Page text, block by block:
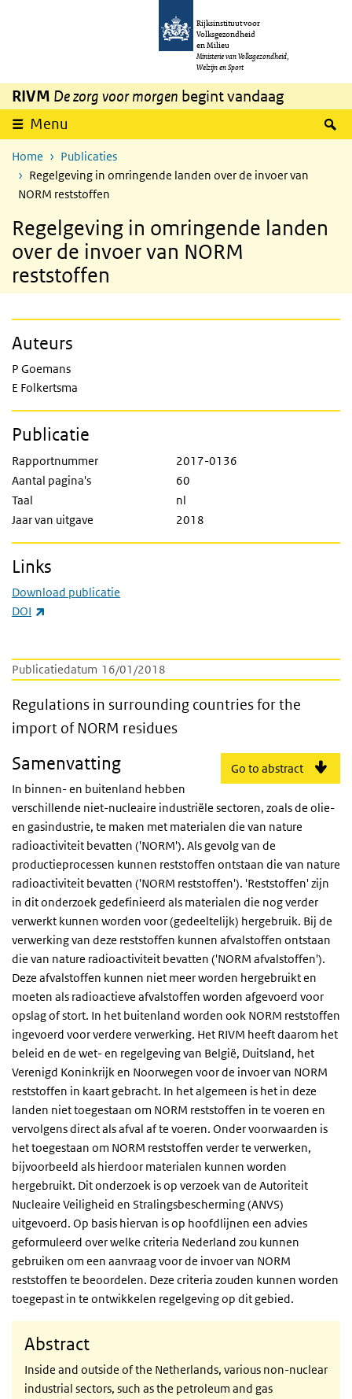
Overslaan en naar de inhoud gaan
Rijksinstituut voor
Volksgezondheid
en Milieu
Ministerie van Volksgezondheid,
Welzijn en Sport
RIVM De zorg voor morgen begint vandaag
Menu
Home
Publicaties
Regelgeving in omringende landen over de invoer van
NORM reststoffen
Regelgeving in omringende landen
over de invoer van NORM
reststoffen
Publicatiedatum 16/01/2018
Regulations in surrounding countries for
Regulations in surrounding countries for the
import of NORM residues
Go to abstract
Samenvatting
In binnen- en buitenland hebben
verschillende niet-nucleaire industriële sectoren, zoals de olie-
en gasindustrie, te maken met materialen die van nature
radioactiviteit bevatten ('NORM'). Als gevolg van de
productieprocessen kunnen reststoffen ontstaan die van nature
radioactiviteit bevatten ('NORM reststoffen'). 'Reststoffen' zijn
in dit onderzoek gedefinieerd als materialen die nog verder
verwerkt kunnen worden voor (gedeeltelijk) hergebruik. Bij de
verwerking van deze reststoffen kunnen afvalstoffen ontstaan
die van nature radioactiviteit bevatten ('NORM afvalstoffen').
Deze afvalstoffen kunnen niet meer worden hergebruikt en
moeten als radioactieve afvalstoffen worden afgevoerd voor
opslag of stort. In het buitenland worden ook NORM reststoffen
ingevoerd voor verdere verwerking. Het RIVM heeft daarom het
beleid en de wet- en regelgeving van België, Duitsland, het
Verenigd Koninkrijk en Noorwegen voor de invoer van NORM
reststoffen in kaart gebracht. In het algemeen is het in deze
landen niet toegestaan om NORM reststoffen in te voeren en
vervolgens direct als afval af te voeren. Onder voorwaarden is
het toegestaan om NORM reststoffen verder te verwerken,
bijvoorbeeld als hierdoor materialen kunnen worden
hergebruikt. Dit onderzoek is op verzoek van de Autoriteit
Nucleaire Veiligheid en Stralingsbescherming (ANVS)
uitgevoerd. Op basis hiervan is op hoofdlijnen een advies
geformuleerd over welke criteria Nederland zou kunnen
gebruiken om een aanvraag voor de invoer van NORM
reststoffen te beoordelen. Deze criteria zouden kunnen worden
toegepast in te ontwikkelen regelgeving op dit gebied.
Abstract
Inside and outside of the Netherlands, various non-nuclear
industrial sectors, such as the petroleum and gas
Auteurs
P Goemans
E Folkertsma
Publicatie
Rapportnummer
2017-0136
Aantal pagina's
60
Taal
nl
Jaar van uitgave
2018
Links
Download publicatie
DOI